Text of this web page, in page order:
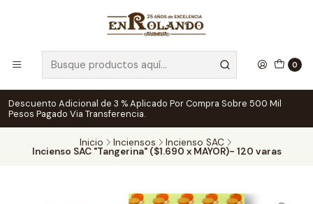
0
Descuento Adicional de 3 % Aplicado Por Compra Sobre 500 Mil
Pesos Pagado Via Transferencia.
Inicio Inciensos Incienso SAC
Incienso SAC "Tangerina" ($1.690 x MAYOR)- 120 varas